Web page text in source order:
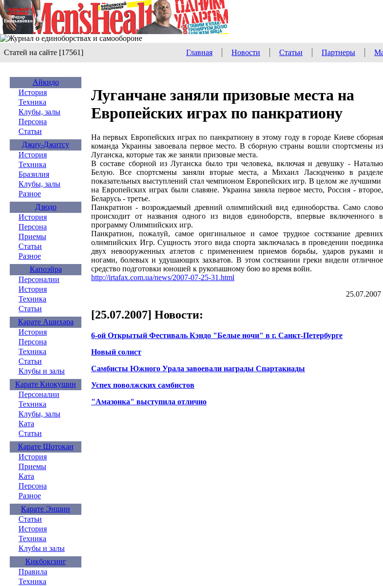
Статей на сайте [17561] Главная Новости Статьи Партнеры
Айкидо
История
Техника
Клубы, залы
Персона
Статьи
Джиу-Джитсу
История
Техника
Бразилия
Клубы, залы
Разное
Дзюдо
История
Персона
Приемы
Статьи
Разное
Капоэйра
Персоналии
История
Техника
Статьи
Карате Ашихара
История
Персона
Техника
Статьи
Клубы и залы
Карате Киокушин
Персоналии
Техника
Клубы, залы
Ката
Статьи
Карате Шотокан
История
Приемы
Ката
Персона
Разное
Карате Эншин
Статьи
История
Техника
Клубы и залы
Кикбоксинг
Правила
Техника
Луганчане заняли призовые места на
Европейских играх по панкратиону
На первых Европейских играх по панкратиону в этому году в городе Киеве сборная
команда Украины завоевала первое место. В сборную страны вошли спортсмены из
Луганска, которые так же заняли призовые места.
В составе сборной из Луганска было три человека, включая и девушку - Наталью
Белую. Все спортсмены заняли вторые места, а Михаил Ласюдченко в разделе
показательных выступлений стал чемпионом Европейских игр. В целом же лучшими
на Европейских играх были славяне. Украина заняла первое место, Россия - второе,
Беларусь - третье.
Панкратион - возрождаемый древний олимпийский вид единоборства. Само слово
происходит от названия одного из видов единоборств, впервые включенного в
программу Олимпийских игр.
Панкратион, пожалуй, самое оригинальное и самое трудное состязание древних
олимпийских Игр. Сущность этого вида спорта заключалась в проведении поединка
двух невооруженных атлетов с применением приемов борьбы, ударов руками и
ногами, болевых и удушающих захватов. В этом состязании греки видели отличное
средство подготовки юношей к рукопашному бою во время войн.
http://irtafax.com.ua/news/2007-07-25-31.html
25.07.2007
[25.07.2007] Новости:
6-ой Открытый Фестиваль Кэндо "Белые ночи" в г. Санкт-Петербурге
Новый солист
Самбисты Южного Урала завоевали награды Спартакиады
Успех поволжских самбистов
"Амазонка" выступила отлично